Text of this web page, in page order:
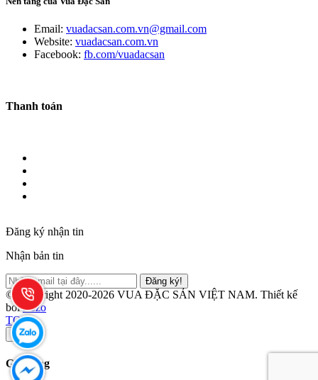
Email: vuadacsan.com.vn@gmail.com
Website: vuadacsan.com.vn
Facebook: fb.com/vuadacsan
Thanh toán
Đăng ký nhận tin
Nhận bản tin
Đăng ký!
© Copyright 2020-2026 VUA ĐẶC SẢN VIỆT NAM. Thiết kế
bởiZozo
TOP
×
Giỏ hàng